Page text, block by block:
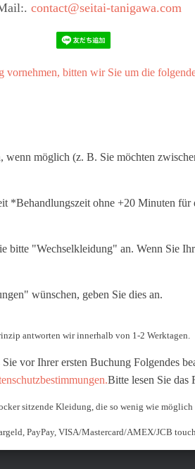
contact@seitai-tanigawa.com
vornehmen, bitten wir Sie um die
möglich (z. B. Sie möchten
*Behandlungszeit ohne +20 Minuten für
bitte "Wechselkleidung" an. Wenn Sie
wünschen, geben Sie dies an.
antworten wir innerhalb von 1-2 Werktagen.
vor Ihrer ersten Buchung Folgendes
Bitte lesen Sie das
sitzende Kleidung, die so wenig wie möglich
PayPay, VISA/Mastercard/AMEX/JCB